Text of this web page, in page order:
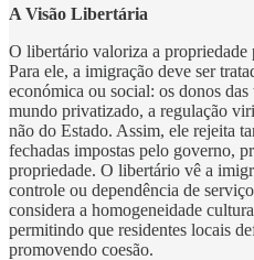
A Visão Libertária
O libertário valoriza a propriedade
Para ele, a imigração deve ser
económica ou social: os donos
mundo privatizado, a regulação
não do Estado. Assim, ele rejeita
fechadas impostas pelo governo,
propriedade. O libertário vê a
controle ou dependência de
considera a homogeneidade
permitindo que residentes locais
promovendo coesão.